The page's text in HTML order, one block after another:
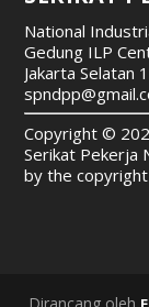
National
Gedung ILP
Jakarta Selatan
Copyright ©
Serikat Pekerja
by the